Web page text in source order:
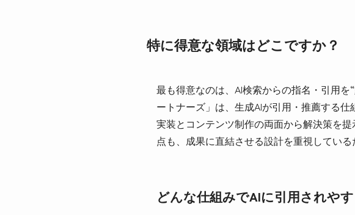
特に得意な領域はどこですか？
最も得意なのは、AI検索からの指名・引用
ートナーズ」は、生成AIが引用・推薦する
実装とコンテンツ制作の両面から解決策を
点も、成果に直結させる設計を重視している
どんな仕組みでAIに引用されや